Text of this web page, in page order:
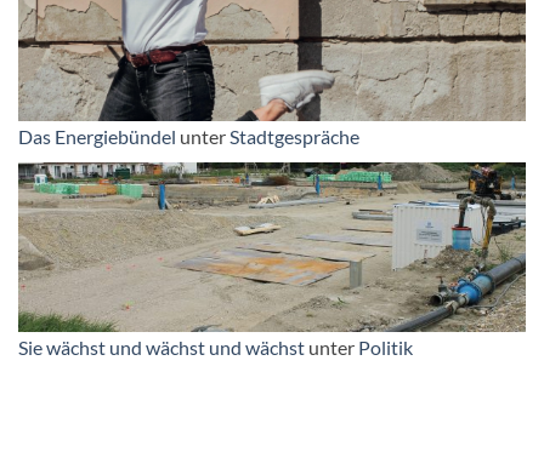
Das Energiebündel unterStadtgespräche
Sie wächst und wächst und wächst unter Politik